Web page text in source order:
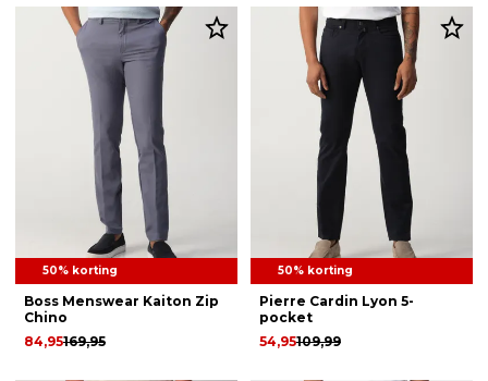
50% korting
Boss Menswear Kaiton Zip
Chino
169,95
84,95
50% korting
Pierre Cardin Lyon 5-
pocket
109,99
54,95